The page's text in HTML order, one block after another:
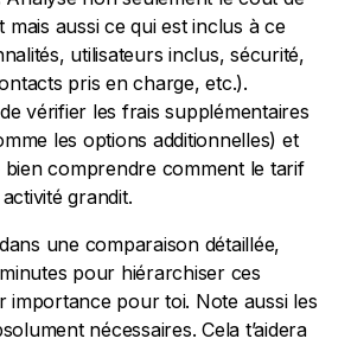
mais aussi ce qui est inclus à ce
utilisateurs inclus, sécurité,
pris en charge, etc.).
vérifier les frais supplémentaires
les options additionnelles) et
bien comprendre comment le tarif
grandit.
une comparaison détaillée,
pour hiérarchiser ces
importance pour toi. Note aussi les
nécessaires. Cela t’aidera